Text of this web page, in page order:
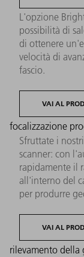
L'opzione
possibilità di
di ottenere
velocità di
fascio.
VAI AL
focalizzazione
Sfruttate i
scanner: con
rapidamente il
all'interno del
per produrre
VAI AL
rilevamento della